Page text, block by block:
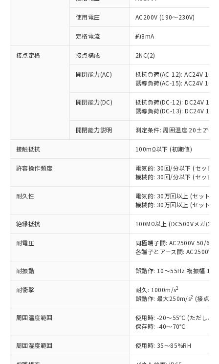
使用電圧 AC200V (190～230V)
定格電流 約8mA
接点定格 接点構成 2NC(2)
開閉能力(AC)
抵抗負荷(AC-12): AC24V
誘導負荷(AC-15): AC24V
開閉能力(DC)
抵抗負荷(DC-12): DC24V
誘導負荷(DC-13): DC24V
開閉能力説明 測定条件: 周囲温度 20±2℃
接触抵抗 100mΩ以下 (初期値)
許容操作頻度
電気的: 30回/分以下 (セット
機械的: 30回/分以下 (セット
耐久性
電気的: 30万回以上 (セット、
機械的: 30万回以上 (セット、
絶縁抵抗 100MΩ以上 (DC500Vメガに
耐電圧
同極端子間: AC2500V 50/
各端子とアース間: AC2500V
耐振動 誤動作: 10～55Hz 複振幅
耐衝撃 耐久: 1000m/s2
誤動作: 最大250m/s2 (接点開
周囲温度範囲
使用時: -20～55℃ (ただし、
保存時: -40～70℃
周囲湿度範囲 使用時: 35～85%RH
以下の条件をお読みいただき、同意のうえ
ご利用ください。
本サービスは、当社制御機器事業取扱
商品の当社在庫状況および標準価格
(税抜)を提供させていただくもので
当社制御機器事業取扱商品の中には、
本サービスの対象外となる商品もある
在庫状況および標準価格照会結果は、
記載している更新日時点での社内デー
タに基づき作成されるものであり、閲
覧された時点での実際の在庫および標
準価格とは異なる場合があることをご
対応済み：EU RoHS指令（10物質）の
非含有に対応した製品が提供可能な商品で
対応予定：EU RoHS指令（10物質）の非含
有に対応した製品に切り替える予定のある
対応予定なし：EU RoHS指令（10物質）の
非含有に非対応の商品で、対応品を出す予
定はありません。
調査・確認中：EU RoHS指令（10物質）の
非含有の対応状況を調査中または確認中の
非該当品：ライセンス料など無形物で、有
害物質有無と関係のない商品です。
いたものが、含有品と判明した場合などや
むを得ず変更することがあります。
六価クロム(Cr(Ⅵ)) 1000ppm以下、ポリ臭化ビフェニル
類(PBB) 1000ppm以下、ポリ臭化ジフェニルエーテル類
(PBDE) 1000ppm以下、フタル酸ビス(2-エチルヘキシ
「○」：最大均質材料含有率が中国RoHSの
基準値以下であることを示します。
「×」：最大均質材料含有率が中国RoHSの
基準値を超えていることを示します。
「－」：未確認です。当社販売部門へお問
い合わせください。
*中国RoHS10物質の基準値 (GB/T26572)：
Pb(鉛) :1000ppm、 Hg(水銀) : 1000ppm、 Cd(カドミウ
ム) : 100ppm、
Cr(Ⅵ)(六価クロム) : 1000ppm、 PBBs(ポリ臭化ビフェ
当社は、これら貴社製品のうち、外国
為替および外国貿易法に定める商品
（以下｢規制貨物等」という）を輸出
または国外への提供する場合は、日本
国政府の輸出許可(または役務取引許
可)を取得するなどの必要な手続きを